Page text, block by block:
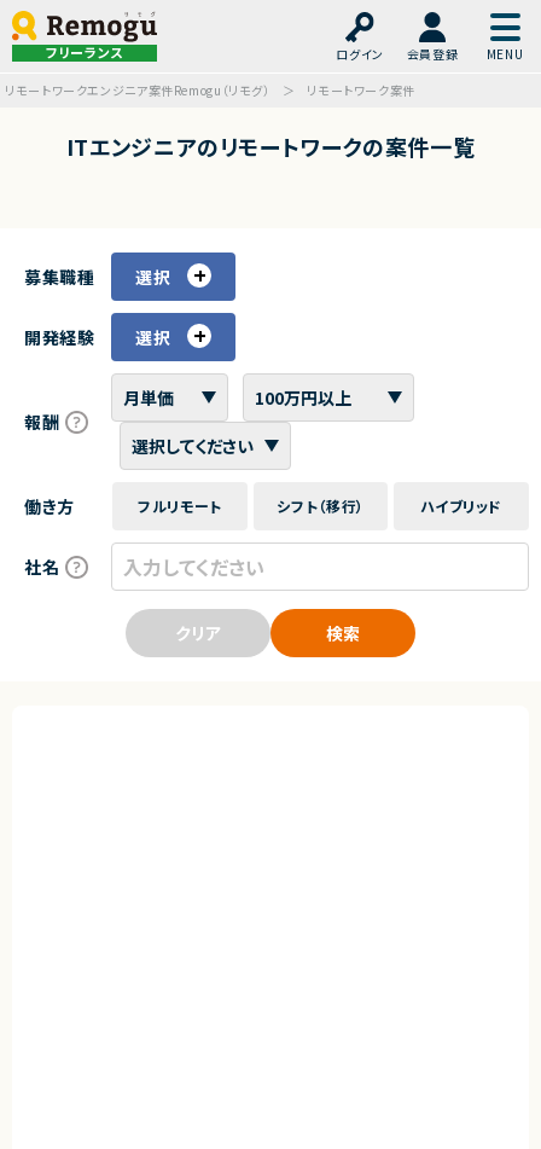
フリーランス ログイン
会員登録
リモートワークエンジニア案件Remogu（リモグ）
リモートワーク案件
ITエンジニアのリモートワークの案件一覧
募集職種 選択
開発経験 選択
報酬
働き方 フルリモート シフト（移行） ハイブリッド
社名
クリア 検索